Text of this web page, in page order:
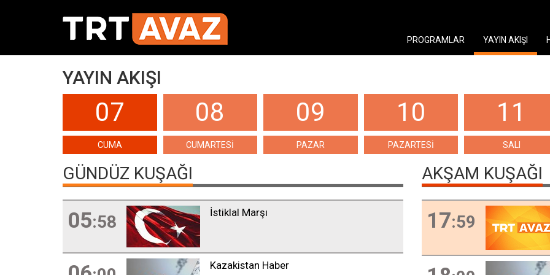
PROGRAMLAR YAYIN AKIŞI
YAYIN AKIŞI
07
CUMA
08
CUMARTESİ
09
PAZAR
10
PAZARTESİ
11
SALI
GÜNDÜZ KUŞAĞI
05:58 İstiklal Marşı
Kazakistan Haber
AKŞAM KUŞAĞI
17:59